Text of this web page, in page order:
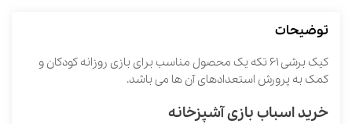
توضیحات
کیک برشی 61 تکه یک محصول مناسب برای بازی روزانه کودکان و
کمک به پرورش استعدادهای آن ها می باشد.
خرید اسباب بازی آشپزخانه